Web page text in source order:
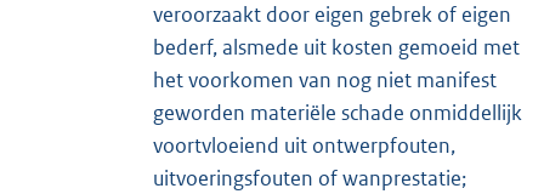
veroorzaakt door eigen gebrek of eigen
bederf, alsmede uit kosten gemoeid met
het voorkomen van nog niet manifest
geworden materiële schade onmiddellijk
voortvloeiend uit ontwerpfouten,
uitvoeringsfouten of wanprestatie;